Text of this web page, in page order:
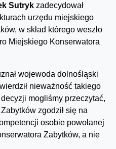
Sutryk zadecydował
urzędu miejskiego
w skład którego weszło
Miejskiego Konserwatora
wojewoda dolnośląski
nieważność takiego
mogliśmy przeczytać,
zgodził się na
osobie powołanej
Zabytków, a nie